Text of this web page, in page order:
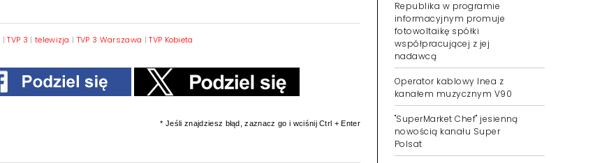
|TVP 3 | telewizja | TVP 3 Warszawa |TVP Kobieta
* Jeśli znajdziesz błąd, zaznacz go i wciśnij Ctrl + Enter
Republika w programie
informacyjnym promuje
fotowoltaikę spółki
współpracującej z jej
nadawcą
Operator kablowy Inea z
kanałem muzycznym V90
"SuperMarket Chef" jesienną
nowością kanału Super
Polsat